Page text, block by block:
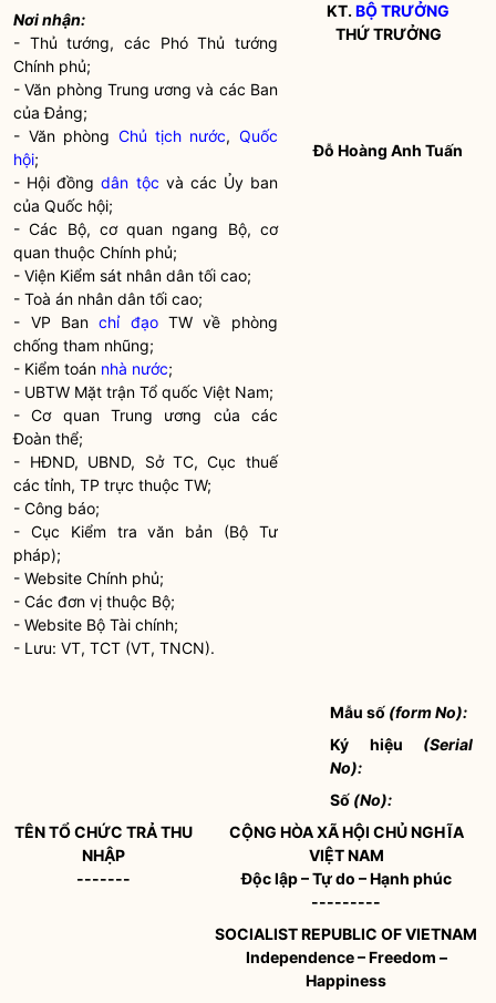
Nơi nhận:
- Thủ tướng, các Phó Thủ tướng
Chính phủ;
- Văn phòng Trung ương và các Ban
của Đảng;
- Văn phòng Chủ tịch nước, Quốc
hội;
- Hội đồngdân tộc và các Ủy ban
củaQuốc hội;
- Các Bộ, cơ quan ngang Bộ, cơ
quan thuộc Chính phủ;
- Viện Kiểm sát nhân dân tối cao;
- Toà án nhân dân tối cao;
- VP Banchỉ đạoTW về phòng
chống tham nhũng;
- Kiểm toán nhà nước;
- UBTW Mặt trận Tổ quốc Việt Nam;
- Cơ quan Trung ương của các
Đoàn thể;
- HĐND, UBND, Sở TC, Cục thuế
các tỉnh, TP trực thuộc TW;
- Công báo;
- Cục Kiểm tra văn bản (Bộ Tư
pháp);
- Website Chính phủ;
- Các đơn vị thuộc Bộ;
- Website Bộ Tài chính;
- Lưu: VT, TCT (VT, TNCN).
KT.BỘ TRƯỞNG
THỨ TRƯỞNG
Đỗ Hoàng Anh Tuấn
Mẫu số (form No):
Ký hiệu (Serial
No):
Số (No):
TÊN TỔ CHỨC TRẢ THU
NHẬP
-------
CỘNG HÒA XÃ HỘI CHỦ NGHĨA
VIỆT NAM
Độc lập – Tự do – Hạnh phúc
---------
SOCIALIST REPUBLIC OF VIETNAM
Independence – Freedom –
Happiness